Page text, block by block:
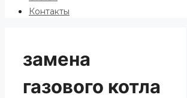
Контакты
замена
газового котла